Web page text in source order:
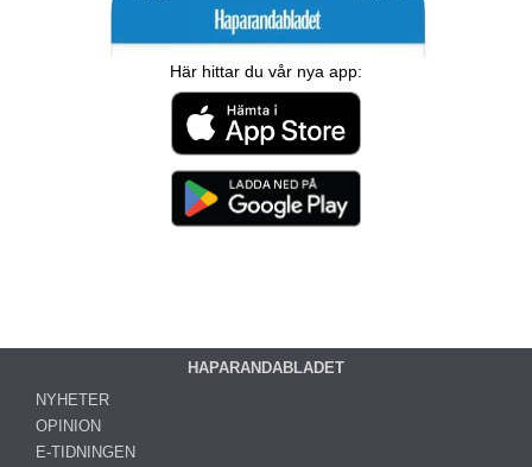
Här hittar du vår nya app:
HAPARANDABLADET
NYHETER
OPINION
E-TIDNINGEN